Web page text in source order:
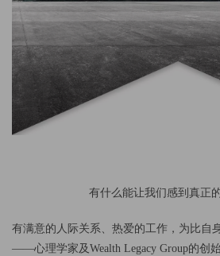
有什么能让我们感到真正
有满意的人际关系、热爱的工作，为比自
——心理学家及Wealth Legacy Group的创始